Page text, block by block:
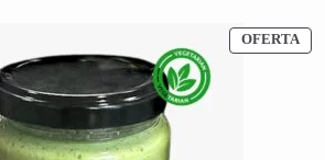
OFERTA
EN